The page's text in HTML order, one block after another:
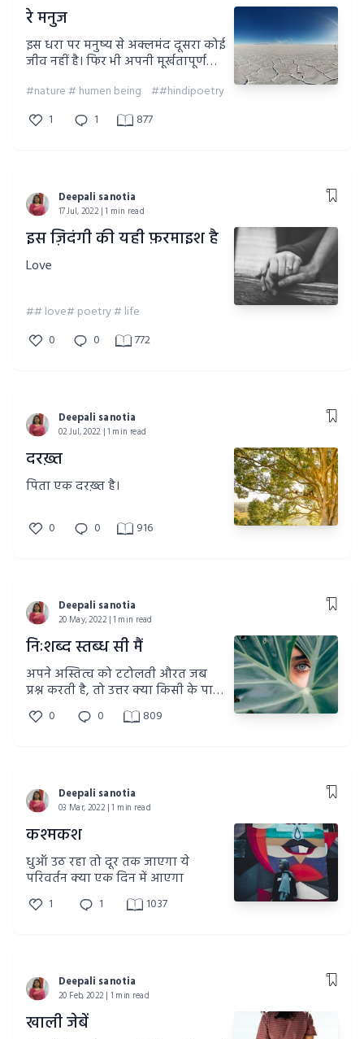
रे मनुज
इस धरा पर मनुष्य से अक्लमंद दूसरा कोई
जीव नहीं है। फिर भी अपनी मूर्खतापूर्ण
मिले उपहार प्रकृति की अवहेलना करता
है।
#nature # humen being ##hindipoetry
1
1 877
Deepali sanotia
17 Jul, 2022 | 1 min read
इस ज़िदंगी की यही फ़रमाइश है
Love
## love# poetry # life
0
0 772
Deepali sanotia
02 Jul, 2022 | 1 min read
दरख़्त
पिता एक दरख़्त है।
0 0 916
Deepali sanotia
20 May, 2022 | 1 min read
निःशब्द स्तब्ध सी मैं
अपने अस्तित्व को टटोलती औरत जब
प्रश्न करती है, तो उत्तर क्या किसी के पास
होता है या होता है....
0 0 809
Deepali sanotia
03 Mar, 2022 | 1 min read
कश्मकश
धुआँ उठ रहा तो दूर तक जाएगा ये
परिवर्तन क्या एक दिन में आएगा
1 1 1037
Deepali sanotia
20 Feb, 2022 | 1 min read
खाली जेबें